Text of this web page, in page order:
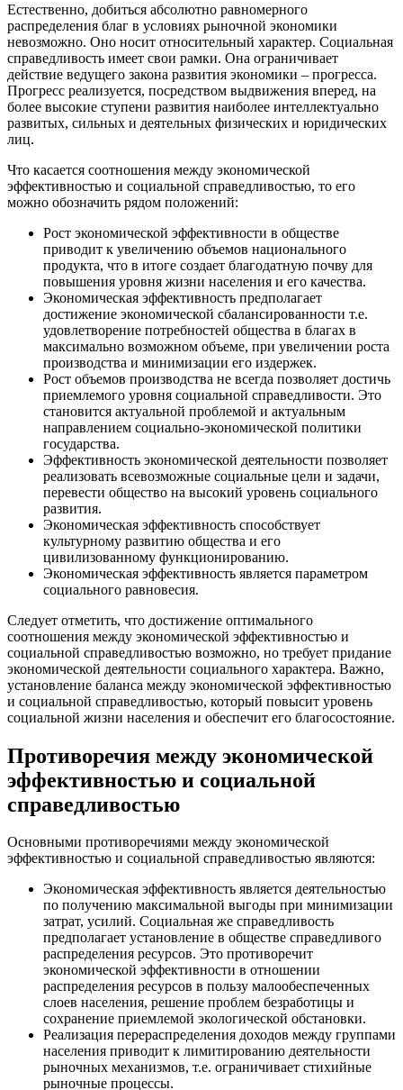
Естественно, добиться абсолютно равномерного
распределения благ в условиях рыночной экономики
невозможно. Оно носит относительный характер. Социальная
справедливость имеет свои рамки. Она ограничивает
действие ведущего закона развития экономики – прогресса.
Прогресс реализуется, посредством выдвижения вперед, на
более высокие ступени развития наиболее интеллектуально
развитых, сильных и деятельных физических и юридических
лиц.
Что касается соотношения между экономической
эффективностью и социальной справедливостью, то его
можно обозначить рядом положений:
Рост экономической эффективности в обществе
приводит к увеличению объемов национального
продукта, что в итоге создает благодатную почву для
повышения уровня жизни населения и его качества.
Экономическая эффективность предполагает
достижение экономической сбалансированности т.е.
удовлетворение потребностей общества в благах в
максимально возможном объеме, при увеличении роста
производства и минимизации его издержек.
Рост объемов производства не всегда позволяет достичь
приемлемого уровня социальной справедливости. Это
становится актуальной проблемой и актуальным
направлением социально-экономической политики
государства.
Эффективность экономической деятельности позволяет
реализовать всевозможные социальные цели и задачи,
перевести общество на высокий уровень социального
развития.
Экономическая эффективность способствует
культурному развитию общества и его
цивилизованному функционированию.
Экономическая эффективность является параметром
социального равновесия.
Следует отметить, что достижение оптимального
соотношения между экономической эффективностью и
социальной справедливостью возможно, но требует придание
экономической деятельности социального характера. Важно,
установление баланса между экономической эффективностью
и социальной справедливостью, который повысит уровень
социальной жизни населения и обеспечит его благосостояние.
Противоречия между экономической
эффективностью и социальной
справедливостью
Основными противоречиями между экономической
эффективностью и социальной справедливостью являются:
Экономическая эффективность является деятельностью
по получению максимальной выгоды при минимизации
затрат, усилий. Социальная же справедливость
предполагает установление в обществе справедливого
распределения ресурсов. Это противоречит
экономической эффективности в отношении
распределения ресурсов в пользу малообеспеченных
слоев населения, решение проблем безработицы и
сохранение приемлемой экологической обстановки.
Реализация перераспределения доходов между группами
населения приводит к лимитированию деятельности
рыночных механизмов, т.е. ограничивает стихийные
рыночные процессы.